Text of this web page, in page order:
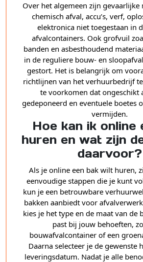
Over het algemeen zijn gevaarlijke
chemisch afval, accu’s, verf,
elektronica niet toegestaan in
afvalcontainers. Ook grofvuil
banden en asbesthoudend
in de reguliere bouw- en
gestort. Het is belangrijk om
richtlijnen van het verhuurbedrijf
te voorkomen dat ongeschikt
gedeponeerd en eventuele boetes
vermijden.
Hoe kan ik online
huren en wat zijn
daarvoor?
Als je online een bak wilt huren,
eenvoudige stappen die je kunt
kun je een betrouwbare
bakken aanbiedt voor
kies je het type en de maat van de
past bij jouw behoeften,
bouwafvalcontainer of een
Daarna selecteer je de gewenste
leveringsdatum. Nadat je alle